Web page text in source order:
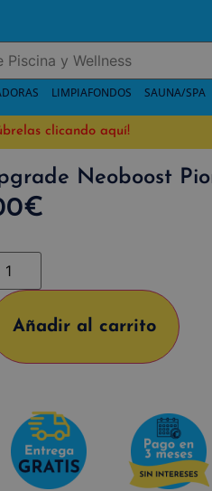
LIMPIAFONDOS SAUNA/SPA
clicando aquí!
Neoboost
€
Añadir al carrito